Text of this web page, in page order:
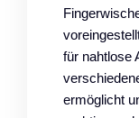
für nahtlose
ermöglicht